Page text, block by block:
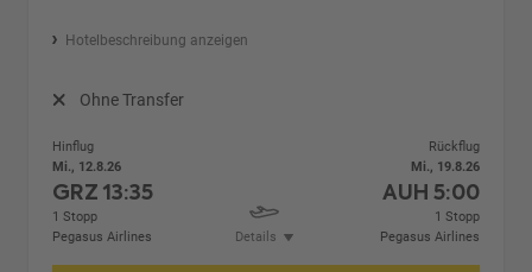
Hotelbeschreibung anzeigen
Ohne Transfer
Hinflug
Mi., 12.8.26
GRZ13:35
1 Stopp
Pegasus Airlines
Details
Rückflug
Mi., 19.8.26
AUH 5:00
1 Stopp
Pegasus Airlines